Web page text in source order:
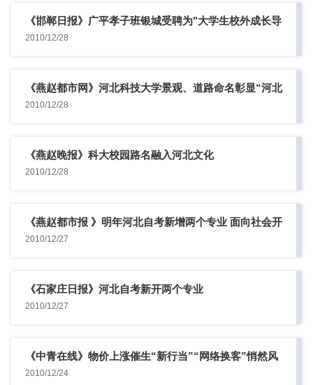
《邯郸日报》广平孝子班银城受聘为"大学生校外成长导
师"
2010/12/28
《燕赵都市网》河北科技大学景观、道路命名彰显“河北
文化元素”
2010/12/28
《燕赵晚报》科大校园路名融入河北文化
2010/12/28
《燕赵都市报 》明年河北自考新增两个专业 面向社会开
考
2010/12/27
《石家庄日报》河北自考新开两个专业
2010/12/27
《中青在线》物价上涨催生“新行当”“网络换客”悄然风
靡
2010/12/24